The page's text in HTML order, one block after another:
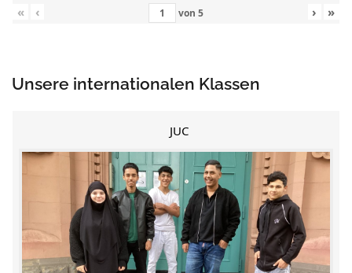
«
‹ von 5 › »
Unsere internationalen Klassen
JUC